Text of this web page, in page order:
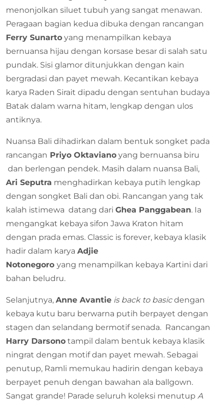
menonjolkan siluet tubuh yang sangat menawan.
Peragaan bagian kedua dibuka dengan rancangan
Ferry Sunarto yang menampilkan kebaya
bernuansa hijau dengan korsase besar di salah satu
pundak. Sisi glamor ditunjukkan dengan kain
bergradasi dan payet mewah. Kecantikan kebaya
karya Raden Sirait dipadu dengan sentuhan budaya
Batak dalam warna hitam, lengkap dengan ulos
antiknya.
Nuansa Bali dihadirkan dalam bentuk songket pada
rancangan Priyo Oktaviano yang bernuansa biru
dan berlengan pendek. Masih dalam nuansa Bali,
Ari Seputra menghadirkan kebaya putih lengkap
dengan songket Bali dan obi. Rancangan yang tak
kalah istimewa datang dari Ghea Panggabean. Ia
mengangkat kebaya sifon Jawa Kraton hitam
dengan prada emas. Classic is forever, kebaya klasik
hadir dalam karya Adjie
Notonegoro yang menampilkan kebaya Kartini dari
bahan beludru.
Selanjutnya, Anne Avantie is back to basicdengan
kebaya kutu baru berwarna putih berpayet dengan
stagen dan selandang bermotif senada. Rancangan
Harry Darsono tampil dalam bentuk kebaya klasik
ningrat dengan motif dan payet mewah. Sebagai
penutup, Ramli memukau hadirin dengan kebaya
berpayet penuh dengan bawahan ala ballgown.
Sangat grande! Parade seluruh koleksi menutup A